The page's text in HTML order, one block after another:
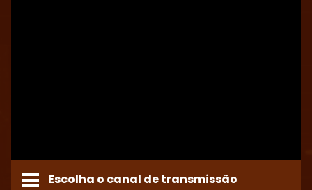
Escolha o canal de transmissão